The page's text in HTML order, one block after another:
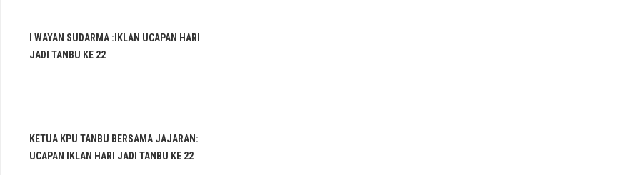
I WAYAN SUDARMA :IKLAN UCAPAN HARI
JADI TANBU KE 22
KETUA KPU TANBU BERSAMA JAJARAN:
UCAPAN IKLAN HARI JADI TANBU KE 22